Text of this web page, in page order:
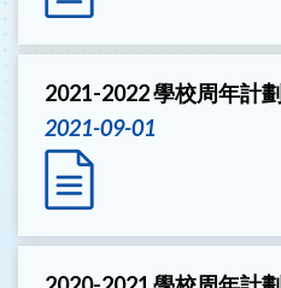
2021-2022 學校周年計劃
2021-09-01